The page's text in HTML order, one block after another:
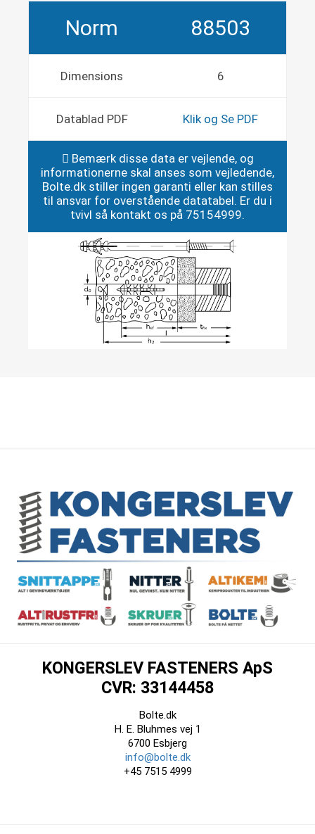
Norm 88503
Dimensions 6
Datablad PDF Klik og Se PDF
Bemærk disse data er vejlende, og
informationerne skal anses som vejledende,
Bolte.dk stiller ingen garanti eller kan stilles
til ansvar for overstående datatabel. Er du i
tvivl så kontakt os på 75154999.
KONGERSLEV FASTENERS ApS
CVR: 33144458
Bolte.dk
H. E. Bluhmes vej 1
6700 Esbjerg
info@bolte.dk
+45 7515 4999